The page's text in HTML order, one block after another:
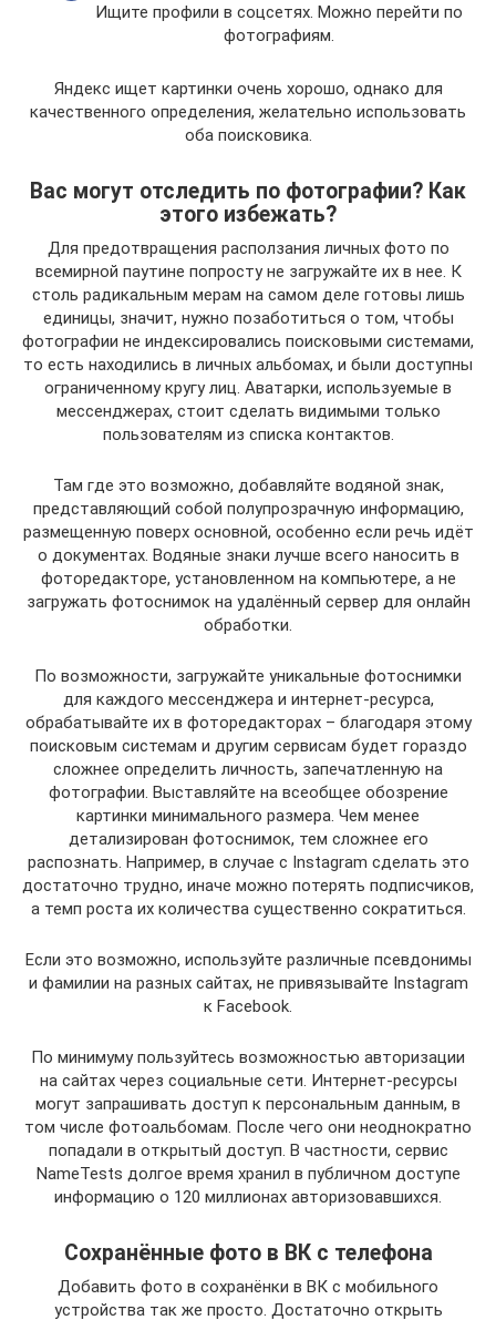
Ищите профили в соцсетях. Можно перейти по
фотографиям.
Яндекс ищет картинки очень хорошо, однако для
качественного определения, желательно использовать
оба поисковика.
Вас могут отследить по фотографии? Как
этого избежать?
Для предотвращения расползания личных фото по
всемирной паутине попросту не загружайте их в нее. К
столь радикальным мерам на самом деле готовы лишь
единицы, значит, нужно позаботиться о том, чтобы
фотографии не индексировались поисковыми системами,
то есть находились в личных альбомах, и были доступны
ограниченному кругу лиц. Аватарки, используемые в
мессенджерах, стоит сделать видимыми только
пользователям из списка контактов.
Там где это возможно, добавляйте водяной знак,
представляющий собой полупрозрачную информацию,
размещенную поверх основной, особенно если речь идёт
о документах. Водяные знаки лучше всего наносить в
фоторедакторе, установленном на компьютере, а не
загружать фотоснимок на удалённый сервер для онлайн
обработки.
По возможности, загружайте уникальные фотоснимки
для каждого мессенджера и интернет-ресурса,
обрабатывайте их в фоторедакторах – благодаря этому
поисковым системам и другим сервисам будет гораздо
сложнее определить личность, запечатленную на
фотографии. Выставляйте на всеобщее обозрение
картинки минимального размера. Чем менее
детализирован фотоснимок, тем сложнее его
распознать. Например, в случае с Instagram сделать это
достаточно трудно, иначе можно потерять подписчиков,
а темп роста их количества существенно сократиться.
Если это возможно, используйте различные псевдонимы
и фамилии на разных сайтах, не привязывайте Instagram
к Facebook.
По минимуму пользуйтесь возможностью авторизации
на сайтах через социальные сети. Интернет-ресурсы
могут запрашивать доступ к персональным данным, в
том числе фотоальбомам. После чего они неоднократно
попадали в открытый доступ. В частности, сервис
NameTests долгое время хранил в публичном доступе
информацию о 120 миллионах авторизовавшихся.
Сохранённые фото в ВК с телефона
Добавить фото в сохранёнки в ВК с мобильного
устройства так же просто. Достаточно открыть